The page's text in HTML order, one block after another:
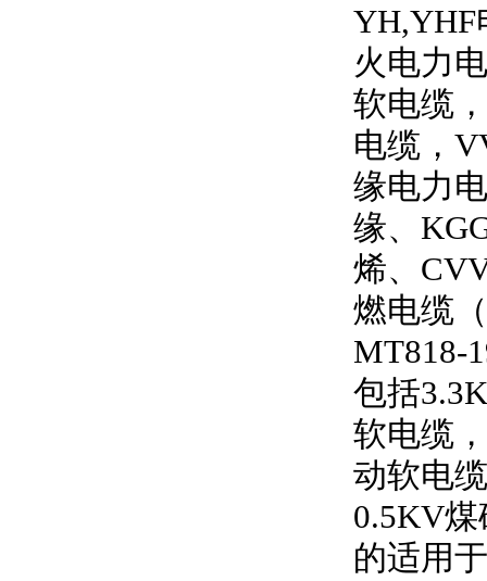
YH,YHF
火电力
软电缆，
电缆，
缘电力
缘、
烯、
燃电缆
MT818-
包括
软电缆，
动软电
0.5KV煤
的适用